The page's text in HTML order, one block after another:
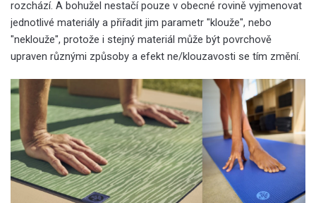
rozchází. A bohužel nestačí pouze v obecné rovině vyjmenovat
jednotlivé materiály a přiřadit jim parametr "klouže", nebo
"neklouže", protože i stejný materiál může být povrchově
upraven různými způsoby a efekt ne/klouzavosti se tím změní.